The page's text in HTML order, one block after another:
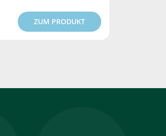
ZUM PRODUKT